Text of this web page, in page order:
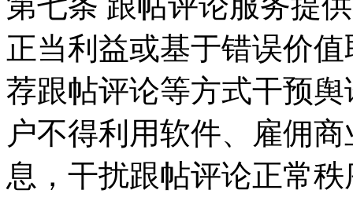
正当利益或基于错误价
荐跟帖评论等方式干预
户不得利用软件、雇佣
息，干扰跟帖评论正常